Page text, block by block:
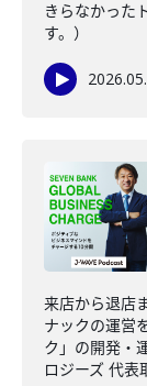
きらなかった
す。）
来店から退店
ナックの運営
ク」の開発・
ロジーズ 代表